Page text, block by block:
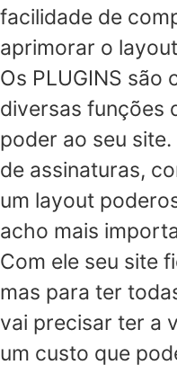
facilidade de
aprimorar o
Os PLUGINS são
diversas funções
poder ao seu
de assinaturas,
um layout
acho mais
Com ele seu site
mas para ter
vai precisar ter a
um custo que